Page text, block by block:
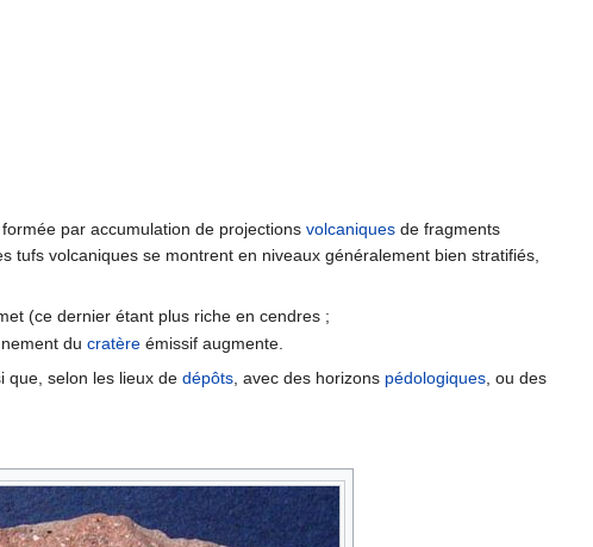
par accumulation de projections volcaniques de fragments
tufs volcaniques se montrent en niveaux généralement bien stratifiés,
(ce dernier étant plus riche en cendres ;
du cratèreémissif augmente.
que, selon les lieux de dépôts , avec des horizons pédologiques , ou des